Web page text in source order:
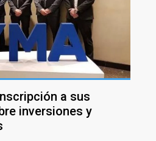
a sus
inversiones y